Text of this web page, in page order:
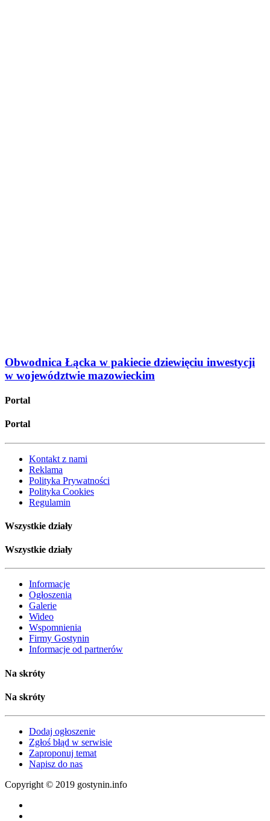
Obwodnica Łącka w pakiecie dziewięciu inwestycji
w województwie mazowieckim
Portal
Portal
Kontakt z nami
Reklama
Polityka Prywatności
Polityka Cookies
Regulamin
Wszystkie działy
Wszystkie działy
Informacje
Ogłoszenia
Galerie
Wideo
Wspomnienia
Firmy Gostynin
Informacje od partnerów
Na skróty
Na skróty
Dodaj ogłoszenie
Zgłoś błąd w serwisie
Zaproponuj temat
Napisz do nas
Copyright © 2019 gostynin.info